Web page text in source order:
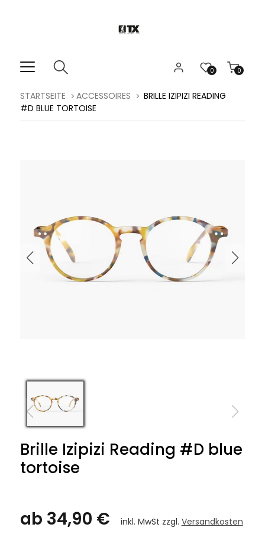
0
0
STARTSEITE ACCESSOIRES
BRILLE IZIPIZI READING
#D BLUE TORTOISE
Brille Izipizi Reading #D blue
tortoise
ab 34,90 € inkl. MwSt zzgl. Versandkosten